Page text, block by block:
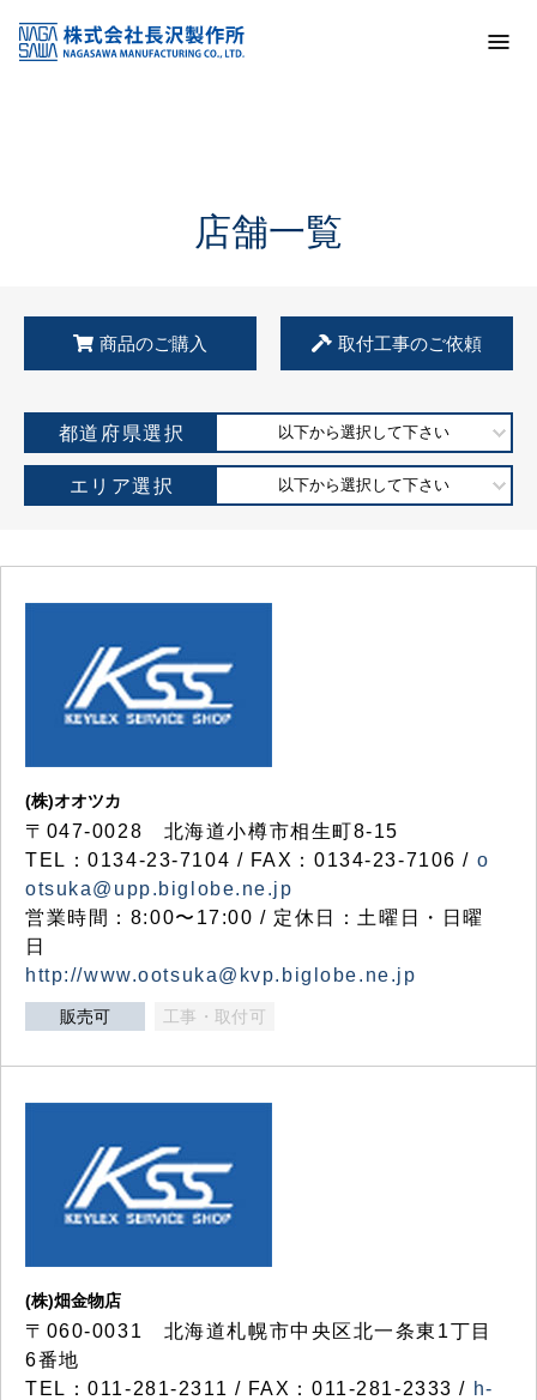
KSS加盟店・取扱店情報
店舗一覧
店舗一覧
商品のご購入 取付工事のご依頼
都道府県選択 以下から選択して下さい
エリア選択 以下から選択して下さい
(株)オオツカ
〒047-0028 北海道小樽市相生町8-15
TEL：0134-23-7104 / FAX：0134-23-7106 / o
otsuka@upp.biglobe.ne.jp
営業時間：8:00〜17:00 / 定休日：土曜日・日曜
日
http://www.ootsuka@kvp.biglobe.ne.jp
販売可 工事・取付可
(株)畑金物店
〒060-0031 北海道札幌市中央区北一条東1丁目
6番地
TEL：011-281-2311 / FAX：011-281-2333 / h-